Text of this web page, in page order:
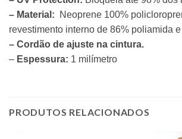
– Material:
Neoprene 100%
revestimento interno de 86% poliamida
– Cordão de ajuste na cintura.
– Espessura: 1 milímetro
PRODUTOS RELACIONADOS